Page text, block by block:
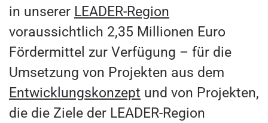
in unserer LEADER-Region
voraussichtlich 2,35 Millionen Euro
Fördermittel zur Verfügung – für die
Umsetzung von Projekten aus dem
Entwicklungskonzept und von Projekten,
die die Ziele der LEADER-Region